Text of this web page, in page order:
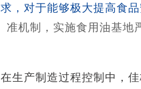
求，对于能够极大提高食
准机制，实施食用油基地
在生产制造过程控制中，